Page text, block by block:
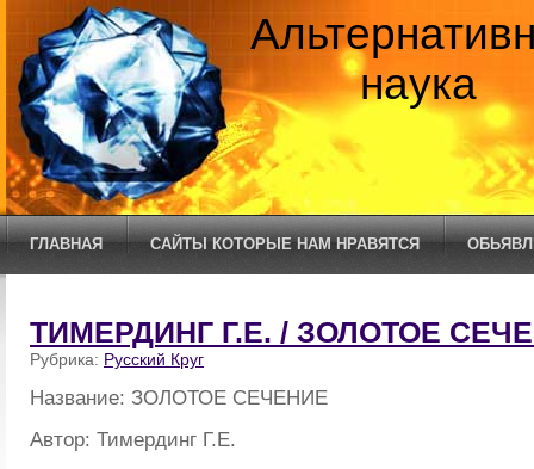
наука
ГЛАВНАЯ САЙТЫ КОТОРЫЕ НАМ НРАВЯТСЯ
ТИМЕРДИНГ Г.Е. / ЗОЛОТОЕ
Рубрика: Русский Круг
Название: ЗОЛОТОЕ СЕЧЕНИЕ
Автор: Тимердинг Г.Е.